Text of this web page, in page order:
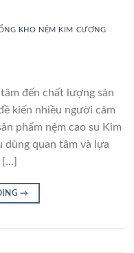
KHO NỆM KIM CƯƠNG
đến chất lượng sản
kiến nhiều người cảm
phẩm nệm cao su Kim
quan tâm và lựa
→